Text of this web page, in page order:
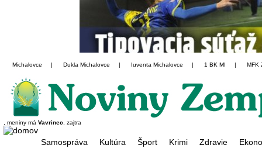
Michalovce | Dukla Michalovce | Iuventa Michalovce | 1 BK MI | MFK
, meniny má Vavrinec , zajtra
Samospráva Kultúra Šport Krimi Zdravie